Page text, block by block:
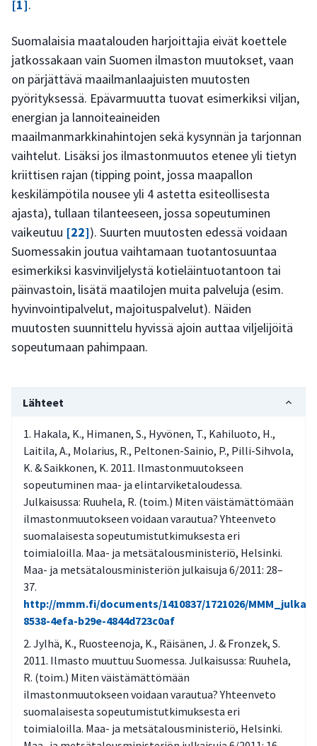
[1].
Suomalaisia maatalouden harjoittajia eivät koettele
jatkossakaan vain Suomen ilmaston muutokset, vaan
on pärjättävä maailmanlaajuisten muutosten
pyörityksessä. Epävarmuutta tuovat esimerkiksi viljan,
energian ja lannoiteaineiden
maailmanmarkkinahintojen sekä kysynnän ja tarjonnan
vaihtelut. Lisäksi jos ilmastonmuutos etenee yli tietyn
kriittisen rajan (tipping point, jossa maapallon
keskilämpötila nousee yli 4 astetta esiteollisesta
ajasta), tullaan tilanteeseen, jossa sopeutuminen
vaikeutuu [22]). Suurten muutosten edessä voidaan
Suomessakin joutua vaihtamaan tuotantosuuntaa
esimerkiksi kasvinviljelystä kotieläintuotantoon tai
päinvastoin, lisätä maatilojen muita palveluja (esim.
hyvinvointipalvelut, majoituspalvelut). Näiden
muutosten suunnittelu hyvissä ajoin auttaa viljelijöitä
sopeutumaan pahimpaan.
Lähteet
Hakala, K., Himanen, S., Hyvönen, T., Kahiluoto, H.,
Laitila, A., Molarius, R., Peltonen-Sainio, P., Pilli-Sihvola,
K. & Saikkonen, K. 2011. Ilmastonmuutokseen
sopeutuminen maa- ja elintarviketaloudessa.
Julkaisussa: Ruuhela, R. (toim.) Miten väistämättömään
ilmastonmuutokseen voidaan varautua? Yhteenveto
suomalaisesta sopeutumistutkimuksesta eri
toimialoilla. Maa- ja metsätalousministeriö, Helsinki.
Maa- ja metsätalousministeriön julkaisuja 6/2011: 28–
37.
http://mmm.fi/documents/1410837/1721026/
8538-4efa-b29e-4844d723c0af
Jylhä, K., Ruosteenoja, K., Räisänen, J. & Fronzek, S.
2011. Ilmasto muuttuu Suomessa. Julkaisussa: Ruuhela,
R. (toim.) Miten väistämättömään
ilmastonmuutokseen voidaan varautua? Yhteenveto
suomalaisesta sopeutumistutkimuksesta eri
toimialoilla. Maa- ja metsätalousministeriö, Helsinki.